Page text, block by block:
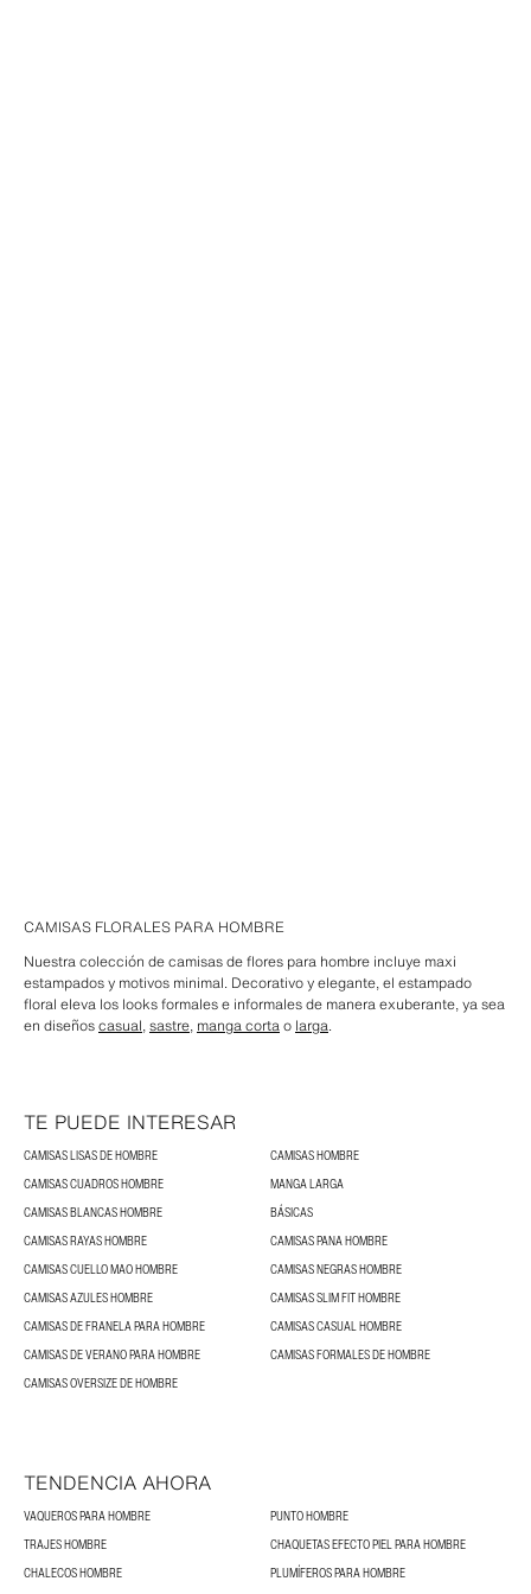
CAMISAS FLORALES PARA HOMBRE
Nuestra colección de camisas de flores para hombre incluye maxi
estampados y motivos minimal. Decorativo y elegante, el estampado
floral eleva los looks formales e informales de manera exuberante, ya sea
en diseñoscasual,sastre, manga cortao larga.
TE PUEDE INTERESAR
CAMISAS LISAS DE HOMBRE
CAMISAS HOMBRE
CAMISAS CUADROS HOMBRE
MANGA LARGA
CAMISAS BLANCAS HOMBRE
BÁSICAS
CAMISAS RAYAS HOMBRE
CAMISAS PANA HOMBRE
CAMISAS CUELLO MAO HOMBRE
CAMISAS NEGRAS HOMBRE
CAMISAS AZULES HOMBRE
CAMISAS SLIM FIT HOMBRE
CAMISAS DE FRANELA PARA HOMBRE
CAMISAS CASUAL HOMBRE
CAMISAS DE VERANO PARA HOMBRE
CAMISAS FORMALES DE HOMBRE
CAMISAS OVERSIZE DE HOMBRE
TENDENCIA AHORA
VAQUEROS PARA HOMBRE
PUNTO HOMBRE
TRAJES HOMBRE
CHAQUETAS EFECTO PIEL PARA HOMBRE
CHALECOS HOMBRE
PLUMÍFEROS PARA HOMBRE